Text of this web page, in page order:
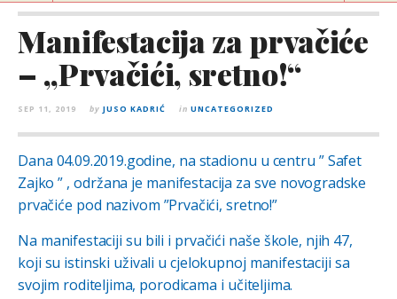
Manifestacija za prvačiće
– „Prvačići, sretno!“
SEP 11, 2019 by JUSO KADRIĆ in UNCATEGORIZED
Dana 04.09.2019.godine, na stadionu u centru ” Safet
Zajko ” , održana je manifestacija za sve novogradske
prvačiće pod nazivom ”Prvačići, sretno!”
Na manifestaciji su bili i prvačići naše škole, njih 47,
koji su istinski uživali u cjelokupnoj manifestaciji sa
svojim roditeljima, porodicama i učiteljima.